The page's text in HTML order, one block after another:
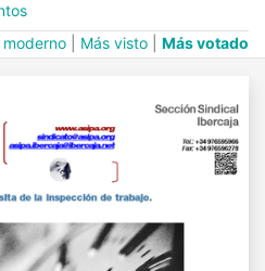
moderno Más visto Más votado